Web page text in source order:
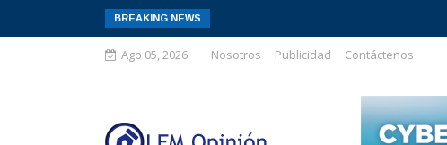
BREAKING NEWS
Ago 05, 2026 Nosotros Publicidad Contáctenos